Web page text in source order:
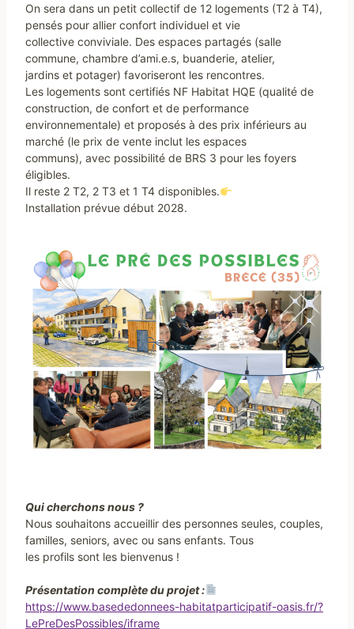
On sera dans un petit collectif de 12 logements (T2 à T4),
pensés pour allier confort individuel et vie
collective conviviale. Des espaces partagés (salle
commune, chambre d’ami.e.s, buanderie, atelier,
jardins et potager) favoriseront les rencontres.
Les logements sont certifiés NF Habitat HQE (qualité de
construction, de confort et de performance
environnementale) et proposés à des prix inférieurs au
marché (le prix de vente inclut les espaces
communs), avec possibilité de BRS 3 pour les foyers
éligibles.
Il reste 2 T2, 2 T3 et 1 T4 disponibles.
Installation prévue début 2028.
Qui cherchons nous ?
Nous souhaitons accueillir des personnes seules, couples,
familles, seniors, avec ou sans enfants. Tous
les profils sont les bienvenus !
Présentation complète du projet :
https://www.basededonnees-habitatparticipatif-oasis.fr/?
LePreDesPossibles/iframe